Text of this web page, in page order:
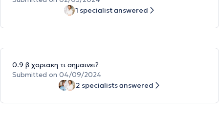
1 specialist answered
0.9 β χοριακη τι σημαινει?
Submitted on 04/09/2024
2 specialists answered